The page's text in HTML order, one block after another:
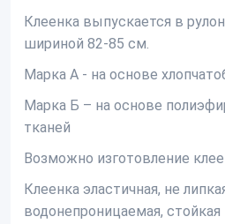
Клеенка выпускается в
шириной 82-85 см.
Марка А - на основе
Марка Б – на основе
тканей
Возможно изготовление
Клеенка эластичная, не
водонепроницаемая,